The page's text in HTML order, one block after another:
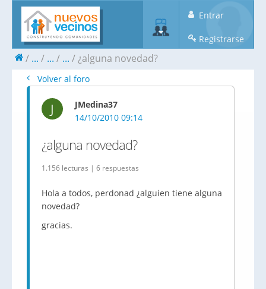
Entrar
Registrarse
... ... ... ¿alguna novedad?
Volver al foro
J
JMedina37
14/10/2010 09:14
¿alguna novedad?
1.156 lecturas | 6 respuestas
Hola a todos, perdonad ¿alguien tiene alguna
novedad?
gracias.